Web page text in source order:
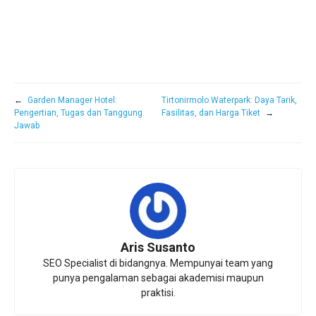
←
Garden Manager Hotel:
Pengertian, Tugas dan Tanggung
Jawab
Tirtonirmolo Waterpark: Daya Tarik,
Fasilitas, dan Harga Tiket
→
Aris Susanto
SEO Specialist di bidangnya. Mempunyai team yang
punya pengalaman sebagai akademisi maupun
praktisi.